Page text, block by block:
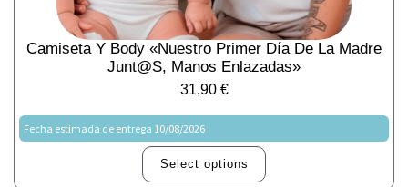
Camiseta Y Body «Nuestro Primer Día De La Madre
Junt@s, Manos Enlazadas»
31,90 €
Fecha estimada de entrega 10/08/2026
Select options